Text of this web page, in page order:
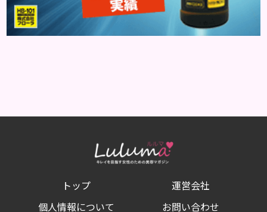
トップ
運営会社
個人情報について
お問い合わせ